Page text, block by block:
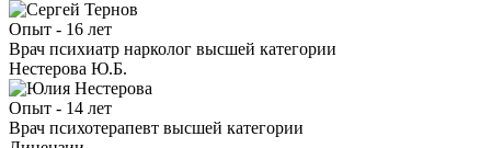
Опыт - 16 лет
Врач психиатр нарколог высшей категории
Нестерова Ю.Б.
Опыт - 14 лет
Врач психотерапевт высшей категории